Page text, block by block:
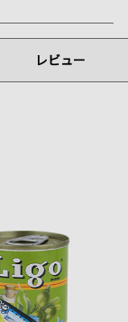
レビュー